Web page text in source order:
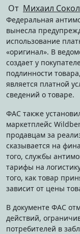
От Михаил
Федеральная антимонопольная служба (ФАС) России
вынесла
использование
«оригинал». В
создает у
подлинности
является платной
сведений о товаре.
ФАС также
маркетплейс
продавцам за
сказывается на
того, службы
тарифы на
того, как товар
зависит от цены
В документе ФАС
действий,
потребителей в